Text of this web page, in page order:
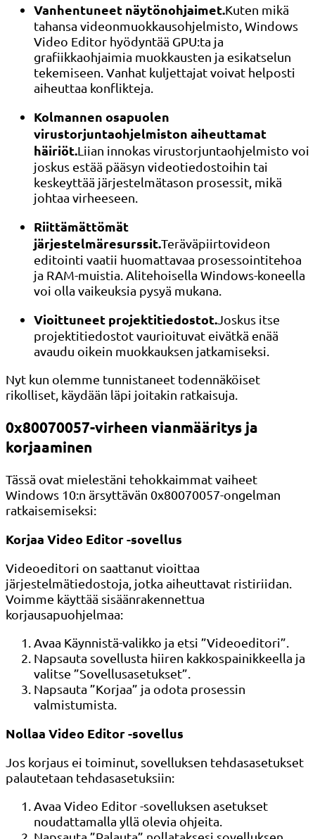
Vanhentuneet näytönohjaimet.Kuten mikä
tahansa videonmuokkausohjelmisto, Windows
Video Editor hyödyntää GPU:ta ja
grafiikkaohjaimia muokkausten ja esikatselun
tekemiseen. Vanhat kuljettajat voivat helposti
aiheuttaa konflikteja.
Kolmannen osapuolen
virustorjuntaohjelmiston aiheuttamat
häiriöt.Liian innokas virustorjuntaohjelmisto voi
joskus estää pääsyn videotiedostoihin tai
keskeyttää järjestelmätason prosessit, mikä
johtaa virheeseen.
Riittämättömät
järjestelmäresurssit.Teräväpiirtovideon
editointi vaatii huomattavaa prosessointitehoa
ja RAM-muistia. Alitehoisella Windows-koneella
voi olla vaikeuksia pysyä mukana.
Vioittuneet projektitiedostot. Joskus itse
projektitiedostot vaurioituvat eivätkä enää
avaudu oikein muokkauksen jatkamiseksi.
Nyt kun olemme tunnistaneet todennäköiset
rikolliset, käydään läpi joitakin ratkaisuja.
0x80070057-virheen vianmääritys ja
korjaaminen
Tässä ovat mielestäni tehokkaimmat vaiheet
Windows 10:n ärsyttävän 0x80070057-ongelman
ratkaisemiseksi:
Korjaa Video Editor -sovellus
Videoeditori on saattanut vioittaa
järjestelmätiedostoja, jotka aiheuttavat ristiriidan.
Voimme käyttää sisäänrakennettua
korjausapuohjelmaa:
Avaa Käynnistä-valikko ja etsi ”Videoeditori”.
Napsauta sovellusta hiiren kakkospainikkeella ja
valitse ”Sovellusasetukset”.
Napsauta ”Korjaa” ja odota prosessin
valmistumista.
Nollaa Video Editor -sovellus
Jos korjaus ei toiminut, sovelluksen tehdasasetukset
palautetaan tehdasasetuksiin:
Avaa Video Editor -sovelluksen asetukset
noudattamalla yllä olevia ohjeita.